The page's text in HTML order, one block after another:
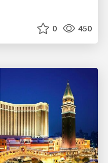
0 450